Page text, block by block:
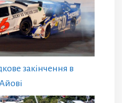
закінчення в